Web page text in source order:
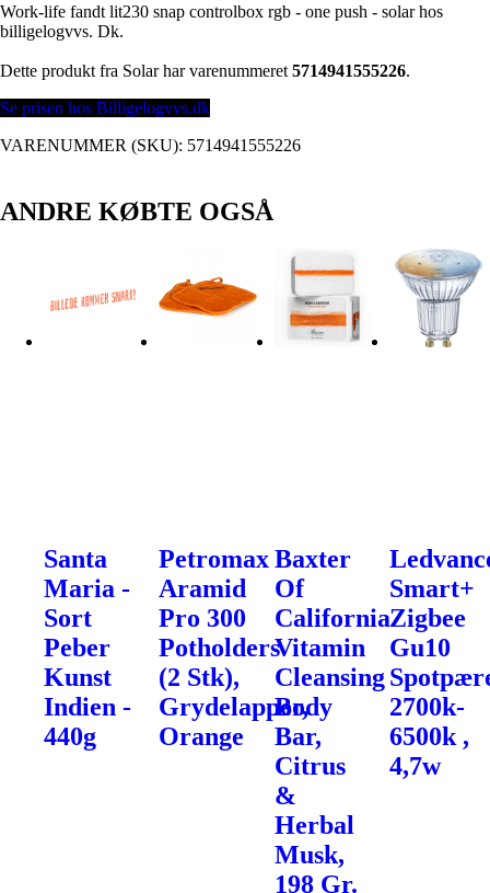
Work-life fandt lit230 snap controlbox rgb - one push - solar hos
billigelogvvs. Dk.
Dette produkt fra Solar har varenummeret 5714941555226.
Se prisen hos Billigelogvvs.dk
VARENUMMER (SKU): 5714941555226
ANDRE KØBTE OGSÅ
Santa
Maria -
Sort
Peber
Kunst
Indien -
440g
Petromax
Aramid
Pro 300
Potholders
(2 Stk),
Grydelapper,
Orange
Baxter
Of
California
Vitamin
Cleansing
Body
Bar,
Citrus
&
Herbal
Musk,
198 Gr.
Smart+
Zigbee
Gu10
2700k-
6500k ,
4,7w